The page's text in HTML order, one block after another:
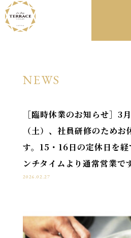
NEWS
［臨時休業のお知らせ］3
（土）、社員研修のため
す。15・16日の定休日を
ンチタイムより通常営業です
2026.02.27